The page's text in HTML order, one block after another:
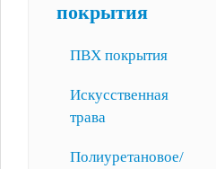
покрытия
ПВХ покрытия
Искусственная
трава
Полиуретановое/